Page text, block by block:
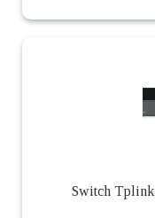
Switch